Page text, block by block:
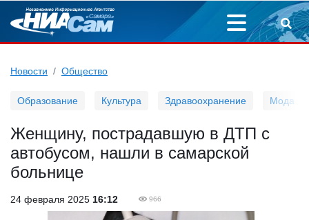
Новости Общество
Образование Культура Здравоохранение Мода
Женщину, пострадавшую в ДТП с
автобусом, нашли в самарской
больнице
24 февраля 2025 16:12 966